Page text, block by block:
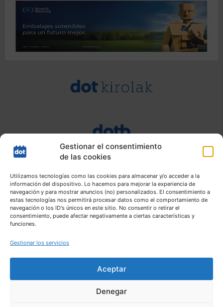
Gestionar el consentimiento
de las cookies
Utilizamos tecnologías como las cookies para almacenar y/o acceder a la
información del dispositivo. Lo hacemos para mejorar la experiencia de
navegación y para mostrar anuncios (no) personalizados. El consentimiento a
estas tecnologías nos permitirá procesar datos como el comportamiento de
navegación o los ID's únicos en este sitio. No consentir o retirar el
consentimiento, puede afectar negativamente a ciertas características y
funciones.
Gestionar los servicios
Aceptar
Denegar
Política de Privacidad |
cookies
Durangaldeko Agenda